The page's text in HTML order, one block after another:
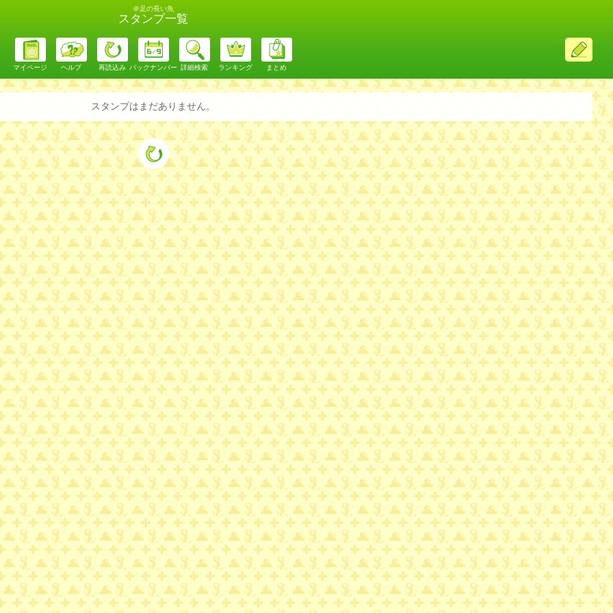
＠足の長い魚
スタンプ一覧
ス
レ
投
マイページ ヘルプ 再読込み バックナンバー 詳細検索 ランキング まとめ
スタンプはまだありません。